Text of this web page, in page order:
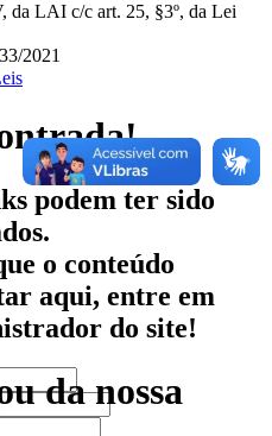
da LAI c/c art. 25, §3º, da Lei
2021
podem ter sido
o conteúdo
aqui, entre em
do site!
da nossa